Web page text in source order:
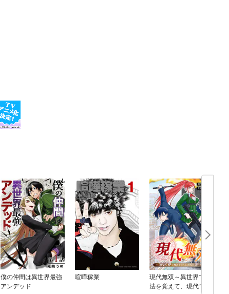
僕の仲間は異世界最強
アンデッド
喧嘩稼業
現代無双～異世界で魔
法を覚えて、現代で無